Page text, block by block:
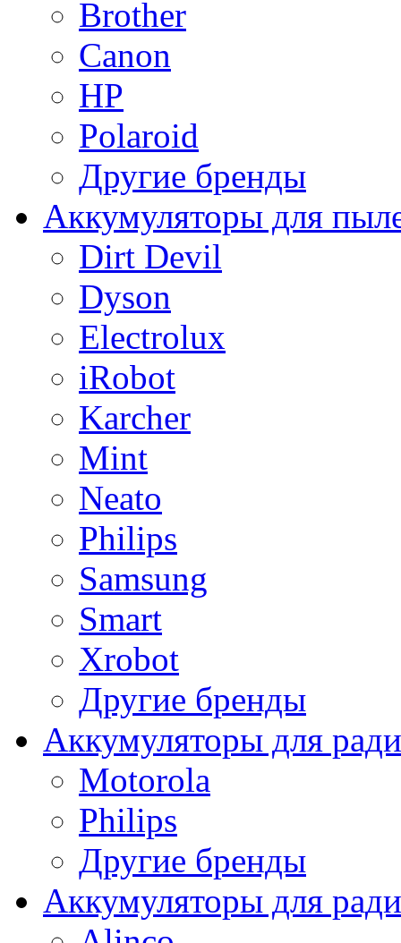
Brother
Canon
HP
Polaroid
Другие бренды
Аккумуляторы для
Dirt Devil
Dyson
Electrolux
iRobot
Karcher
Mint
Neato
Philips
Samsung
Smart
Xrobot
Другие бренды
Аккумуляторы для
Motorola
Philips
Другие бренды
Аккумуляторы для